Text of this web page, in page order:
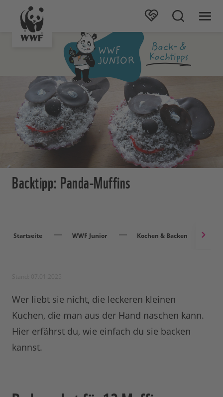
Backtipp: Panda-Muffins
Startseite WWF Junior Kochen & Backen
Wer liebt sie nicht, die leckeren kleinen
Kuchen, die man aus der Hand naschen kann.
Hier erfährst du, wie einfach du sie backen
kannst.